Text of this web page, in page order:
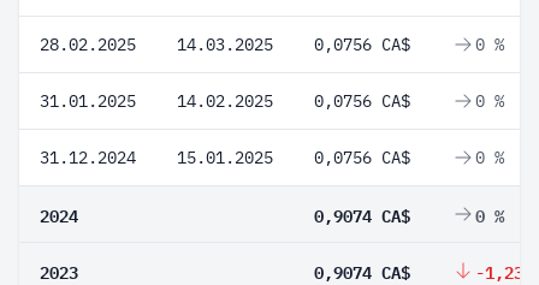
28.02.2025 14.03.2025 0,0756 CA$ 0 %
31.01.2025 14.02.2025 0,0756 CA$ 0 %
31.12.2024 15.01.2025 0,0756 CA$ 0 %
2024 0,9074 CA$ 0 %
2023 0,9074 CA$ -1,23